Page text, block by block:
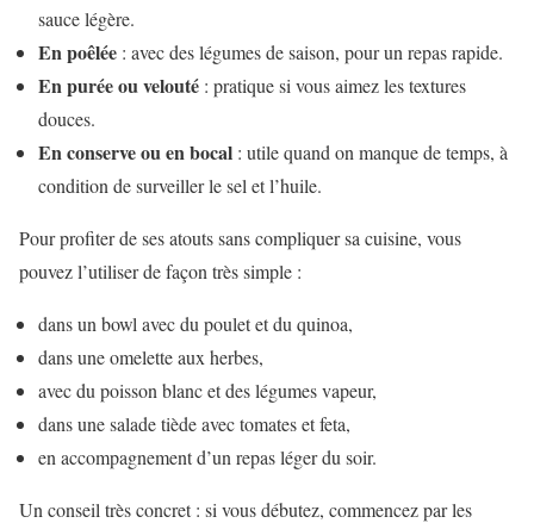
sauce légère.
En poêlée : avec des légumes de saison, pour un repas rapide.
En purée ou velouté : pratique si vous aimez les textures
douces.
En conserve ou en bocal : utile quand on manque de temps, à
condition de surveiller le sel et l’huile.
Pour profiter de ses atouts sans compliquer sa cuisine, vous
pouvez l’utiliser de façon très simple :
dans un bowl avec du poulet et du quinoa,
dans une omelette aux herbes,
avec du poisson blanc et des légumes vapeur,
dans une salade tiède avec tomates et feta,
en accompagnement d’un repas léger du soir.
Un conseil très concret : si vous débutez, commencez par les